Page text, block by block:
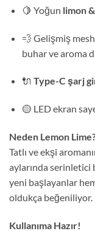
🍋 Yoğun limon
💨 Gelişmiş
buhar ve aroma
🔌 Type-C şarj
🟡 LED ekran
Neden Lemon
Tatlı ve ekşi
aylarında serinletici
yeni başlayanlar
oldukça beğeniliyor.
Kullanıma Hazır!